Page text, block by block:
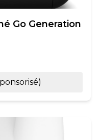
Go Generation